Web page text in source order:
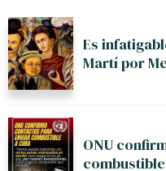
Es
Martí por
ONU